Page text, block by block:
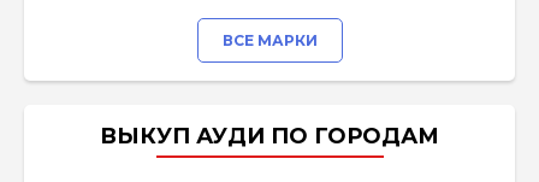
ВСЕ МАРКИ
ВЫКУП АУДИ ПО ГОРОДАМ